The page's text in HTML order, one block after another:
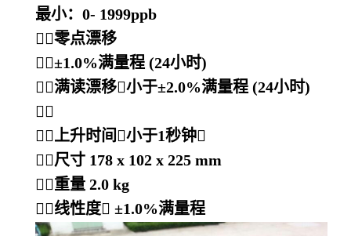
最小：0- 1999ppb
零点漂移
±1.0%满量程 (24小时)
满读漂移小于±2.0%满量程 (24小时)

上升时间小于1秒钟
尺寸 178 x 102 x 225 mm
重量 2.0 kg
线性度 ±1.0%满量程